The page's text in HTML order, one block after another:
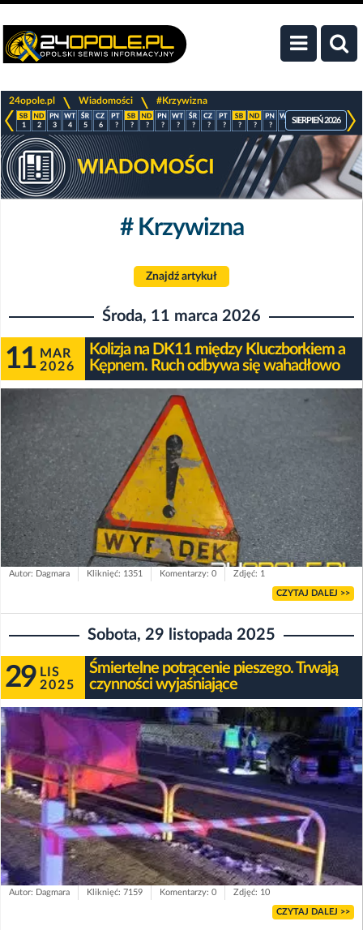
24opole.pl Wiadomości #Krzywizna
1 2 3 4 5 6 ? ? ? ? ? ? ? ? ? ? ? ? ? ? ?
SIERPIEŃ 2026
# Krzywizna
Znajdź artykuł
Środa, 11 marca 2026
11 MAR
2026
Kolizja na DK11 między Kluczborkiem a
Kępnem. Ruch odbywa się wahadłowo
Autor: Dagmara Kliknięć: 1351 Komentarzy: 0 Zdjęć: 1
CZYTAJ DALEJ >>
Sobota, 29 listopada 2025
29 LIS
2025
Śmiertelne potrącenie pieszego. Trwają
czynności wyjaśniające
Autor: Dagmara Kliknięć: 7159 Komentarzy: 0 Zdjęć: 10
CZYTAJ DALEJ >>